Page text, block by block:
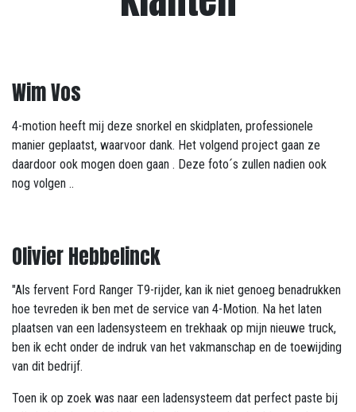
Wim Vos
4-motion heeft mij deze snorkel en skidplaten, professionele
manier geplaatst, waarvoor dank. Het volgend project gaan ze
daardoor ook mogen doen gaan . Deze foto´s zullen nadien ook
nog volgen ..
Olivier Hebbelinck
"Als fervent Ford Ranger T9-rijder, kan ik niet genoeg benadrukken
hoe tevreden ik ben met de service van 4-Motion. Na het laten
plaatsen van een ladensysteem en trekhaak op mijn nieuwe truck,
ben ik echt onder de indruk van het vakmanschap en de toewijding
van dit bedrijf.
Toen ik op zoek was naar een ladensysteem dat perfect paste bij